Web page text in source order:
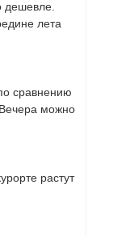
дешевле.
лета
сравнению
можно
растут